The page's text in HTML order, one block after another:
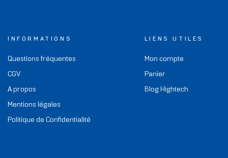
INFORMATIONS
Questions fréquentes
CGV
A propos
Mentions légales
Politique de Confidentialité
LIENS UTILES
Mon compte
Panier
Blog Hightech